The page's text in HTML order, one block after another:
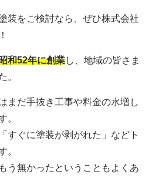
装をご検討なら、ぜひ株式会社
和52年に創業し、地域の皆さま
。
まだ手抜き工事や料金の水増し
。
すぐに塗装が剥がれた」などト
。
う無かったということもよくあ